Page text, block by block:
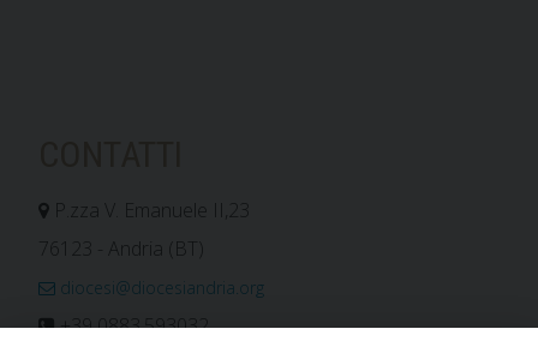
P.zza V. Emanuele II,23
76123 - Andria (BT)
diocesi@diocesiandria.org
+39 0883.593032